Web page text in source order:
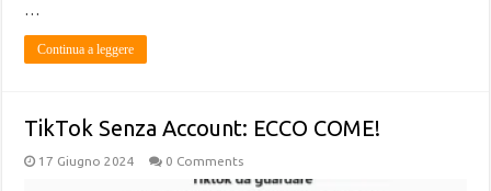
…
Continua a leggere
TikTok Senza Account: ECCO COME!
17 Giugno 2024 0 Comments